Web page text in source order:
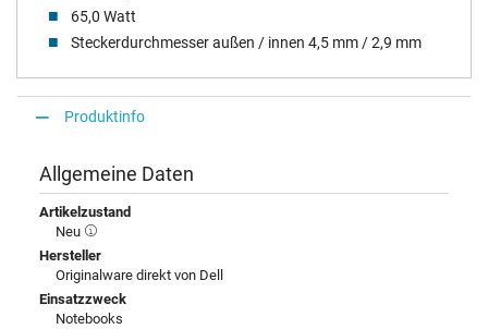
65,0 Watt
Steckerdurchmesser außen / innen 4,5 mm / 2,9 mm
Produktinfo
Allgemeine Daten
Artikelzustand
Neu
Hersteller
Originalware direkt von Dell
Einsatzzweck
Notebooks